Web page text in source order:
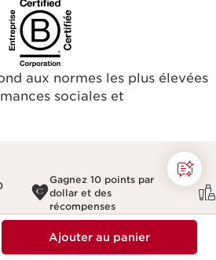
Ajouter au panier
aux normes les plus élevées
sociales et
Gagnez 10 points par
dollar et des
récompenses